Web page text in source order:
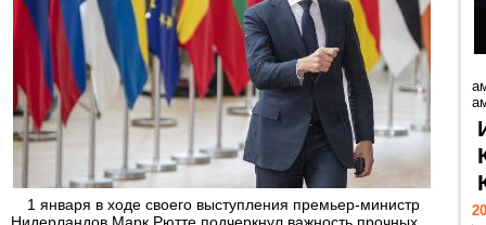
1 января в ходе своего выступления премьер-министр